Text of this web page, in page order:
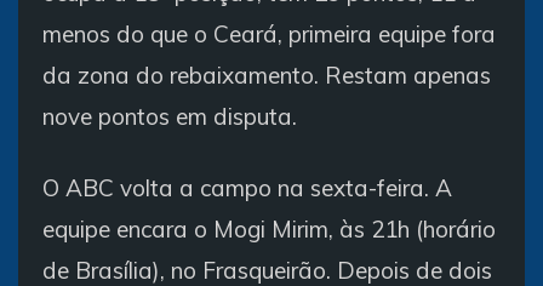
menos do que o Ceará, primeira equipe fora
da zona do rebaixamento. Restam apenas
nove pontos em disputa.
O ABC volta a campo na sexta-feira. A
equipe encara o Mogi Mirim, às 21h (horário
de Brasília), no Frasqueirão. Depois de dois